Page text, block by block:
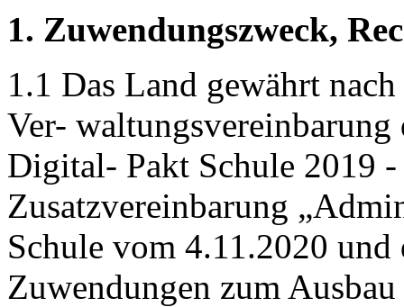
1. Zuwendungszweck,
1.1 Das Land gewährt
Ver- waltungsvereinbarung
Digital- Pakt Schule 2019
Zusatzvereinbarung
Schule vom 4.11.2020
Zuwendungen zum